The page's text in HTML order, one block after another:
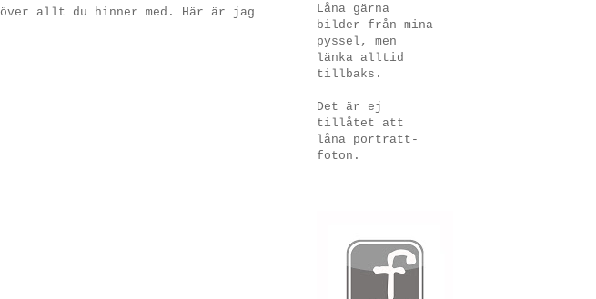
allt du hinner med. Här är jag
Låna gärna
bilder från mina
pyssel, men
länka alltid
tillbaks.
Det är ej
tillåtet att
låna porträtt-
foton.